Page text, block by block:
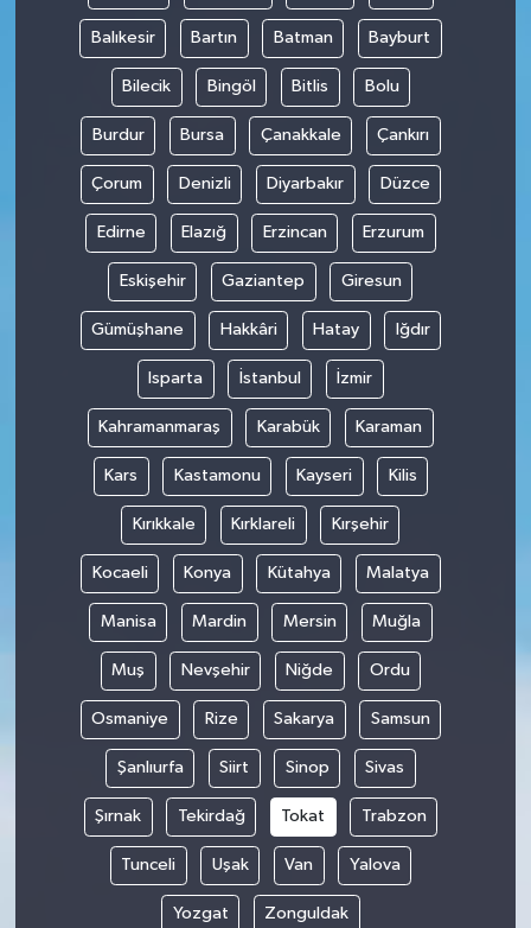
Balıkesir Bartın Batman Bayburt
Bilecik Bingöl Bitlis Bolu
Burdur Bursa Çanakkale Çankırı
Çorum Denizli Diyarbakır Düzce
Edirne Elazığ Erzincan Erzurum
Eskişehir Gaziantep Giresun
Gümüşhane Hakkâri Hatay Iğdır
Isparta İstanbul İzmir
Kahramanmaraş Karabük Karaman
Kars Kastamonu Kayseri Kilis
Kırıkkale Kırklareli Kırşehir
Kocaeli Konya Kütahya Malatya
Manisa Mardin Mersin Muğla
Muş Nevşehir Niğde Ordu
Osmaniye Rize Sakarya Samsun
Şanlıurfa Siirt Sinop Sivas
Şırnak Tekirdağ Tokat Trabzon
Tunceli Uşak Van Yalova
Yozgat Zonguldak